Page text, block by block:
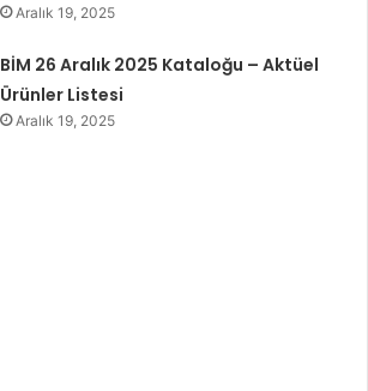
Aralık 19, 2025
BİM 26 Aralık 2025 Kataloğu – Aktüel
Ürünler Listesi
Aralık 19, 2025